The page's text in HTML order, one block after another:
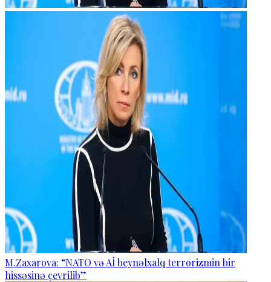
M.Zaxarova: “NATO və Aİ beynəlxalq terrorizmin bir
hissəsinə çevrilib”